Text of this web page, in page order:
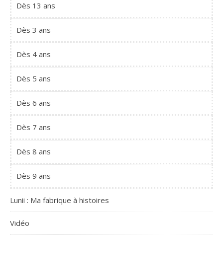
Dès 13 ans
Dès 3 ans
Dès 4 ans
Dès 5 ans
Dès 6 ans
Dès 7 ans
Dès 8 ans
Dès 9 ans
Lunii : Ma fabrique à histoires
Vidéo